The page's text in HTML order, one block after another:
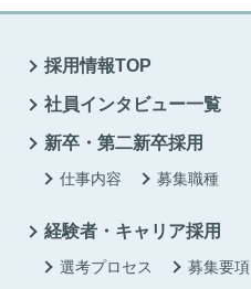
採用情報TOP
社員インタビュー一覧
新卒・第二新卒採用
仕事内容 募集職種
経験者・キャリア採用
選考プロセス 募集要項